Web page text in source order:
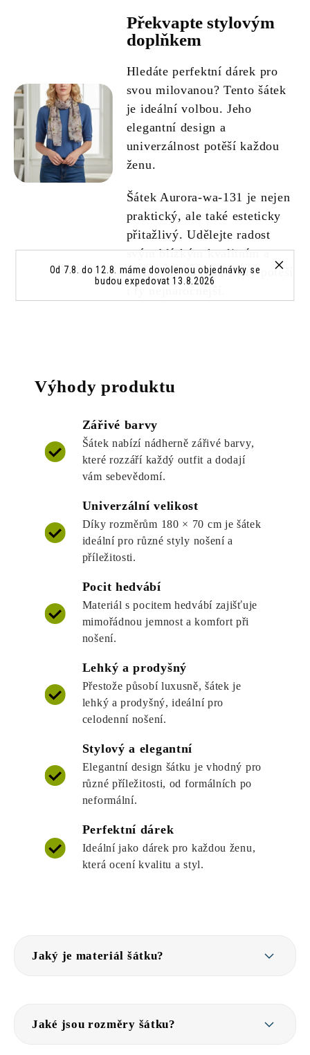
Od 7.8. do 12.8. máme dovolenou objednávky se
budou expedovat 13.8.2026
Překvapte stylovým
doplňkem
Hledáte perfektní dárek pro
svou milovanou? Tento šátek
je ideální volbou. Jeho
elegantní design a
univerzálnost potěší každou
ženu.
Šátek Aurora-wa-131 je nejen
praktický, ale také esteticky
přitažlivý. Udělejte radost
svým blízkým kvalitním a
stylovým dárkem, který potěší
i ty nejnáročnější.
Výhody produktu
Zářivé barvy
Šátek nabízí nádherně zářivé barvy,
které rozzáří každý outfit a dodají
vám sebevědomí.
Univerzální velikost
Díky rozměrům 180 × 70 cm je šátek
ideální pro různé styly nošení a
příležitosti.
Pocit hedvábí
Materiál s pocitem hedvábí zajišťuje
mimořádnou jemnost a komfort při
nošení.
Lehký a prodyšný
Přestože působí luxusně, šátek je
lehký a prodyšný, ideální pro
celodenní nošení.
Stylový a elegantní
Elegantní design šátku je vhodný pro
různé příležitosti, od formálních po
neformální.
Perfektní dárek
Ideální jako dárek pro každou ženu,
která ocení kvalitu a styl.
Jaký je materiál šátku?
Jaké jsou rozměry šátku?